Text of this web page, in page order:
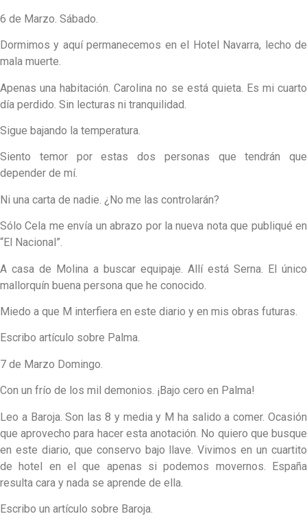
6 de Marzo. Sábado.
Dormimos y aquí permanecemos en el Hotel Navarra, lecho de
mala muerte.
Apenas una habitación. Carolina no se está quieta. Es mi cuarto
día perdido. Sin lecturas ni tranquilidad.
Sigue bajando la temperatura.
Siento temor por estas dos personas que tendrán que
depender de mí.
Ni una carta de nadie. ¿No me las controlarán?
Sólo Cela me envía un abrazo por la nueva nota que publiqué en
“El Nacional”.
A casa de Molina a buscar equipaje. Allí está Serna. El único
mallorquín buena persona que he conocido.
Miedo a que M interfiera en este diario y en mis obras futuras.
Escribo artículo sobre Palma.
7 de Marzo Domingo.
Con un frío de los mil demonios. ¡Bajo cero en Palma!
Leo a Baroja. Son las 8 y media y M ha salido a comer. Ocasión
que aprovecho para hacer esta anotación. No quiero que busque
en este diario, que conservo bajo llave. Vivimos en un cuartito
de hotel en el que apenas si podemos movernos. España
resulta cara y nada se aprende de ella.
Escribo un artículo sobre Baroja.